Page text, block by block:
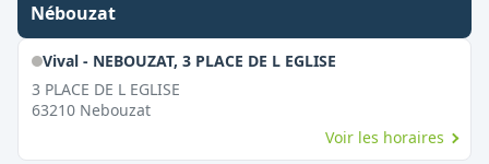
Nébouzat
Vival - NEBOUZAT, 3 PLACE DE L EGLISE
3 PLACE DE L EGLISE
63210 Nebouzat
Voir les horaires